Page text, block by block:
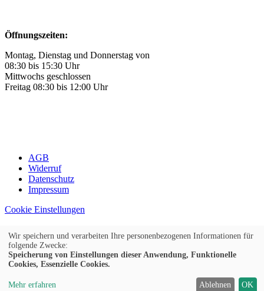
Öffnungszeiten:
Montag, Dienstag und Donnerstag von
08:30 bis 15:30 Uhr
Mittwochs geschlossen
Freitag 08:30 bis 12:00 Uhr
AGB
Widerruf
Datenschutz
Impressum
Cookie Einstellungen
Kontrast
AnsichtA A A
Wir speichern und verarbeiten Ihre personenbezogenen Informationen für
folgende Zwecke:
Speicherung von Einstellungen dieser Anwendung, Funktionelle
Cookies, Essenzielle Cookies.
Mehr erfahren Ablehnen OK